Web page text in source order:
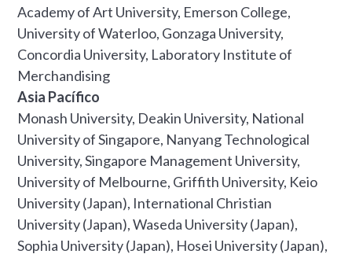
Academy of Art University, Emerson College,
University of Waterloo, Gonzaga University,
Concordia University, Laboratory Institute of
Merchandising
Asia Pacífico
Monash University, Deakin University, National
University of Singapore, Nanyang Technological
University, Singapore Management University,
University of Melbourne, Griffith University, Keio
University (Japan), International Christian
University (Japan), Waseda University (Japan),
Sophia University (Japan), Hosei University (Japan),